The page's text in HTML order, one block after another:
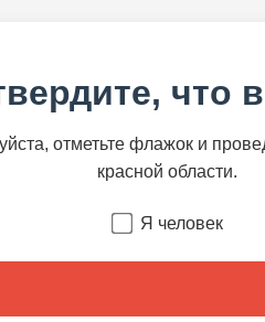
что
отметьте флажок и
красной области.
Я человек